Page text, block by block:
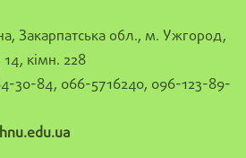
Закарпатська обл., м. Ужгород,
14, кімн. 228
30-84, 066-5716240, 096-123-89-